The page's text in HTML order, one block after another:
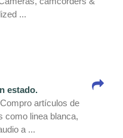
...
estado.
artí­culos de
como linea blanca,
a ...